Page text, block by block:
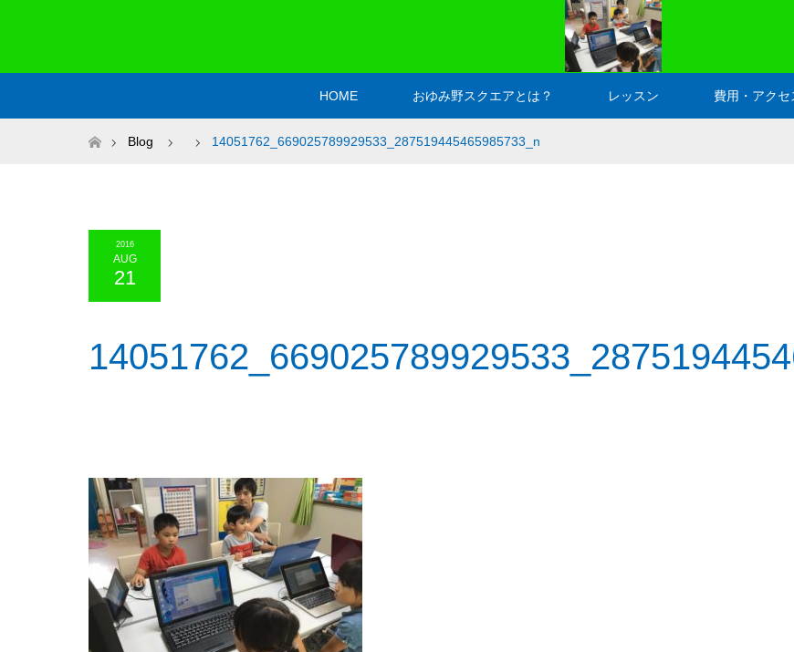
HOME おゆみ野スクエアとは？ レッスン 費用・アクセ
ホームBlog 14051762_669025789929533_287519445465985733_n
2016
AUG
21